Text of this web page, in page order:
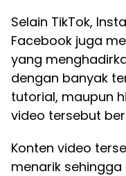
Selain TikTok,
Facebook juga
yang
dengan banyak
tutorial, maupun
video tersebut
Konten video
menarik